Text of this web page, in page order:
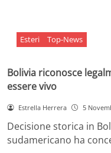
Esteri Top-News
Bolivia riconosce
essere vivo
Estrella Herrera 5
Decisione storica in
sudamericano ha